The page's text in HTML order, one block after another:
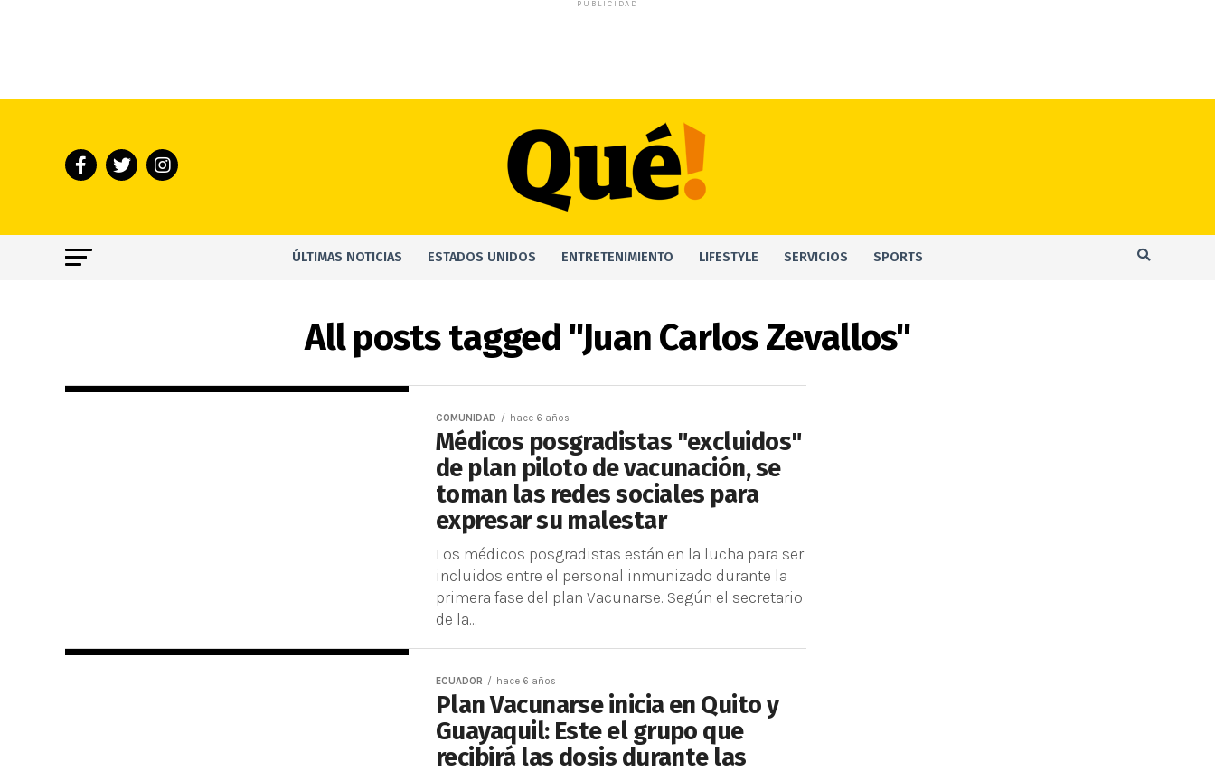
PUBLICIDAD
ÚLTIMAS NOTICIAS ESTADOS UNIDOS ENTRETENIMIENTO LIFESTYLE SERVICIOS SPORTS
All posts tagged "Juan Carlos Zevallos"
COMUNIDAD hace 6 años
Médicos posgradistas "excluidos"
de plan piloto de vacunación, se
toman las redes sociales para
expresar su malestar
Los médicos posgradistas están en la lucha para ser
incluidos entre el personal inmunizado durante la
primera fase del plan Vacunarse. Según el secretario
de la...
ECUADOR hace 6 años
Plan Vacunarse inicia en Quito y
Guayaquil: Este el grupo que
recibirá las dosis durante las